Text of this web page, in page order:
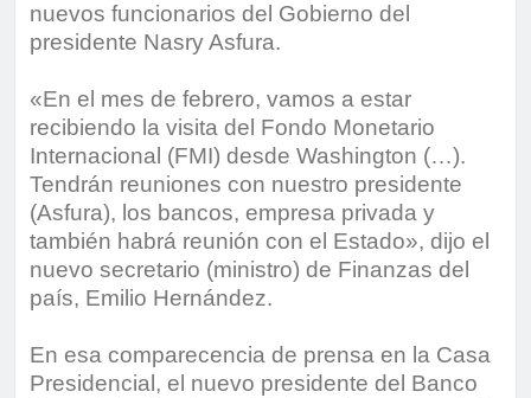
nuevos funcionarios del Gobierno del
presidente Nasry Asfura.
«En el mes de febrero, vamos a estar
recibiendo la visita del Fondo Monetario
Internacional (FMI) desde Washington (…).
Tendrán reuniones con nuestro presidente
(Asfura), los bancos, empresa privada y
también habrá reunión con el Estado», dijo el
nuevo secretario (ministro) de Finanzas del
país, Emilio Hernández.
En esa comparecencia de prensa en la Casa
Presidencial, el nuevo presidente del Banco